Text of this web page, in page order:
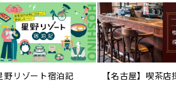
野リゾート宿泊記 【名古屋】喫茶店